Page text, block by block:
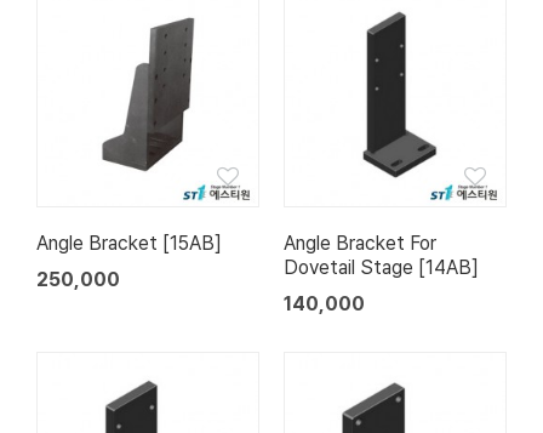
Angle Bracket [15AB]
250,000
Angle Bracket For
Dovetail Stage [14AB]
140,000